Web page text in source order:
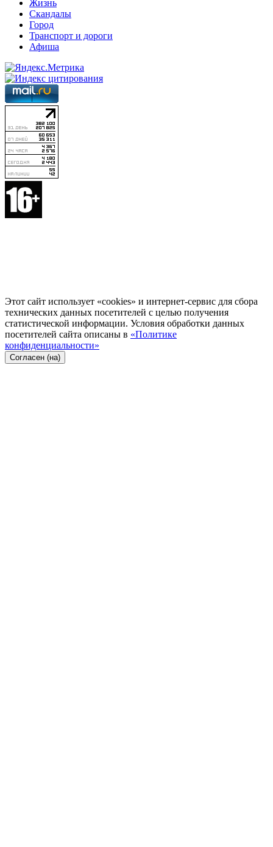
Жизнь
Скандалы
Город
Транспорт и дороги
Афиша
Этот сайт использует «cookies» и интернет-сервис для сбора
технических данных посетителей с целью получения
статистической информации. Условия обработки данных
посетителей сайта описаны в «Политике
конфиденциальности»
Согласен (на)